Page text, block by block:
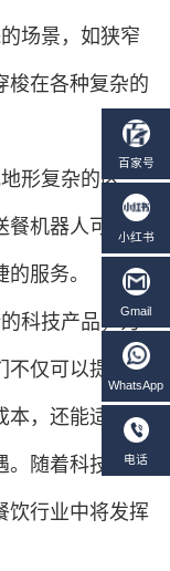
场景，如狭窄
梭在各种复杂的
形复杂的区
餐机器人可以轻
服务。
科技产品，为
不仅可以提高送
本，还能适应特
。随着科技的不
饮行业中将发挥